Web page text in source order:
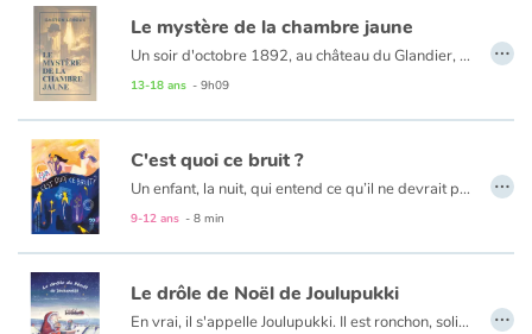
Le mystère de la chambre jaune
Un soir d'octobre 1892, au château du Glandier, peu après minuit, tandis que le professeur Stangerson travaille dans son laboratoire en compagnie de son serviteur, il entend, dans la chambre attenante, les appels au secours de sa fille. Tous les deux se précipitent, mais la porte est fermée de l'intérieur, comme les volets de l'unique fenêtre. Lorsqu'ils découvrent finalement la jeune fille qui râle sur le plancher, il ne reste de l'assassin que la marque, sur les murs, d'une main ensanglantée - et le revolver du serviteur : meurtre incompréhensible, dont le reporter Joseph Rouletabille va pourtant percer le mystère.
13-18 ans - 9h09
…
C'est quoi ce bruit ?
Un enfant, la nuit, qui entend ce qu’il ne devrait pas entendre, qui devine ce qu’il ne connaît pas, quel parent ne l’a pas craint, ne l’a pas vécu ? Une histoire d’amour.
9-12 ans - 8 min
…
Le drôle de Noël de Joulupukki
En vrai, il s'appelle Joulupukki. Il est ronchon, solitaire, désabusé. Même plus envie de livrer les cadeaux de Noël, puisque tout le monde l'oublie dès le lendemain. Cette nuit-là, sa rencontre avec une petite esseulée rendra sa tournée inoubliable. …